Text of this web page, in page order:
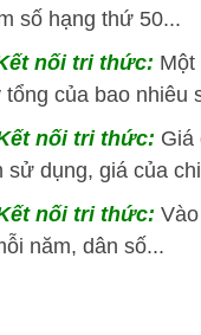
số hạng thứ 50...
nối tri thức: Một
của bao nhiêu
nối tri thức: Giá
dụng, giá của
nối tri thức:
năm, dân số...